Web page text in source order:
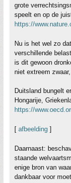
grote
speelt en op de
https://
Nu is het wel zo
verschillende
is dit gewoon
niet extreem
Duitsland bungelt
Hongarije,
https://
[ afbeelding ]
Daarnaast:
staande
enige bron van
dankbaar voor